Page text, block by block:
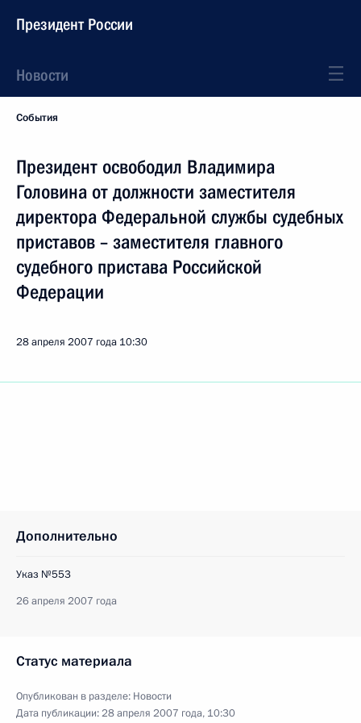
Президент России
Новости
События
Президент освободил Владимира
Головина от должности заместителя
директора Федеральной службы судебных
приставов – заместителя главного
судебного пристава Российской
Федерации
28 апреля 2007 года 10:30
Дополнительно
Указ №553
26 апреля 2007 года
Статус материала
Опубликован в разделе: Новости
Дата публикации:28 апреля 2007 года, 10:30